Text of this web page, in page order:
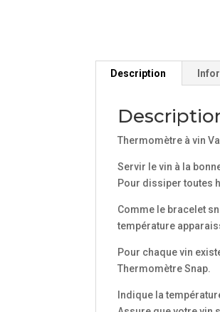
Description
Thermomètre à vin
Servir le vin à la
Pour dissiper toutes
Comme le bracelet
température
Pour chaque vin
Thermomètre Snap.
Indique la